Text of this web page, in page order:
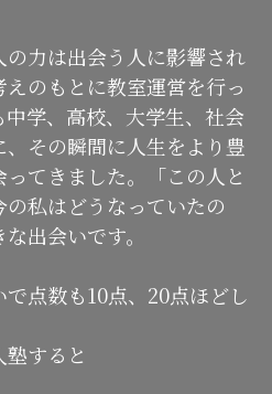
力は出会う人に影響され
のもとに教室運営を行っ
学、高校、大学生、社会
その瞬間に人生をより豊
てきました。「この人と
私はどうなっていたの
出会いです。
点数も10点、20点ほどし
すると